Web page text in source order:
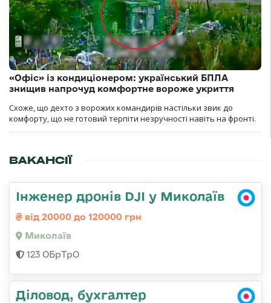
«Офіс» із кондиціонером: український БПЛА
знищив напрочуд комфортне вороже укриття
Схоже, що дехто з ворожих командирів настільки звик до
комфорту, що не готовий терпіти незручності навіть на фронті.
ВАКАНСІЇ
Інженер дронів DJI у Миколаїв
від 20000 до 120000 грн
Миколаїв
123 ОБрТрО
Діловод, бухгалтер